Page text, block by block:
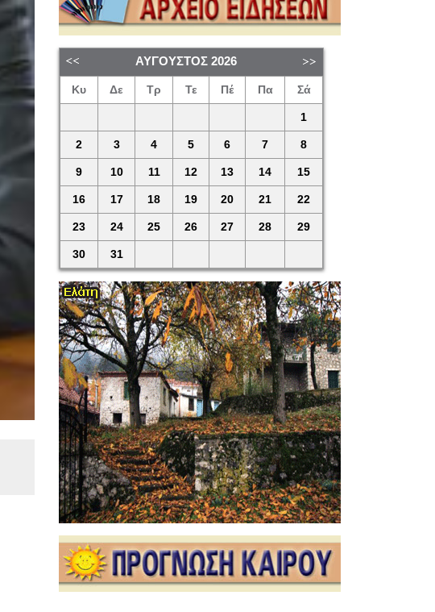
ΑΎΓΟΥΣΤΟΣ 2026
Κυ Δε Τρ Τε Πέ Πα Σά
1
2 3 4 5 6 7 8
9 10 11 12 13 14 15
16 17 18 19 20 21 22
23 24 25 26 27 28 29
30 31